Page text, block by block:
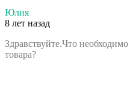
Юлия
8 лет назад
Здравствуйте.Что
товара?